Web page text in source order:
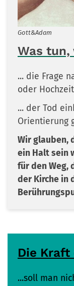
Gott&Adam
Was tun,
... die Frage
oder
... der Tod
Orientierung
Wir glauben,
ein Halt sein
für den Weg,
der Kirche in
Die
...soll man